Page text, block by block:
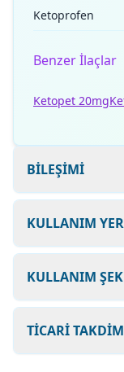
Ketoprofen
Benzer İlaçlar
Ketopet 20mg
BİLEŞİMİ
KULLANIM
KULLANIM
TİCARİ